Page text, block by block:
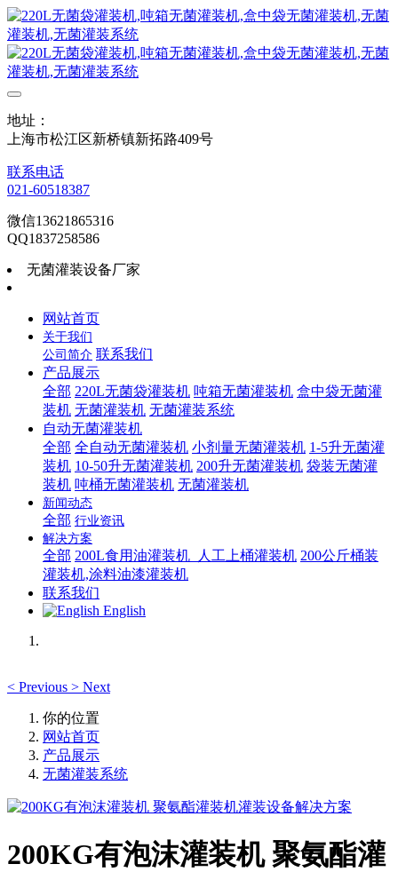
地址：
上海市松江区新桥镇新拓路409号
联系电话
021-60518387
微信13621865316
QQ1837258586
无菌灌装设备厂家
网站首页
关于我们
公司简介 联系我们
产品展示
全部 220L无菌袋灌装机 吨箱无菌灌装机 盒中袋无菌灌
装机 无菌灌装机 无菌灌装系统
自动无菌灌装机
全部 全自动无菌灌装机 小剂量无菌灌装机 1-5升无菌灌
装机 10-50升无菌灌装机 200升无菌灌装机 袋装无菌灌
装机 吨桶无菌灌装机 无菌灌装机
新闻动态
全部 行业资讯
解决方案
全部 200L食用油灌装机_人工上桶灌装机 200公斤桶装
灌装机,涂料油漆灌装机
联系我们
English
< Previous > Next
你的位置
网站首页
产品展示
无菌灌装系统
200KG有泡沫灌装机 聚氨酯灌